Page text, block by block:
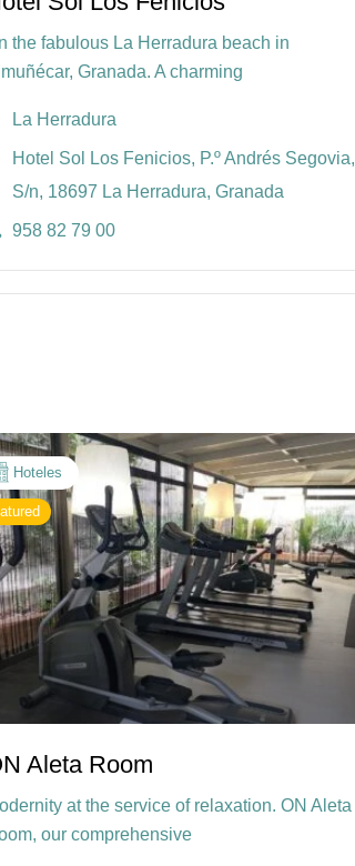
the fabulous La Herradura beach in
Granada. A charming
La Herradura
Hotel Sol Los Fenicios, P.º Andrés Segovia,
S/n, 18697 La Herradura, Granada
958 82 79 00
Hoteles
Aleta Room
at the service of relaxation. ON Aleta
our comprehensive